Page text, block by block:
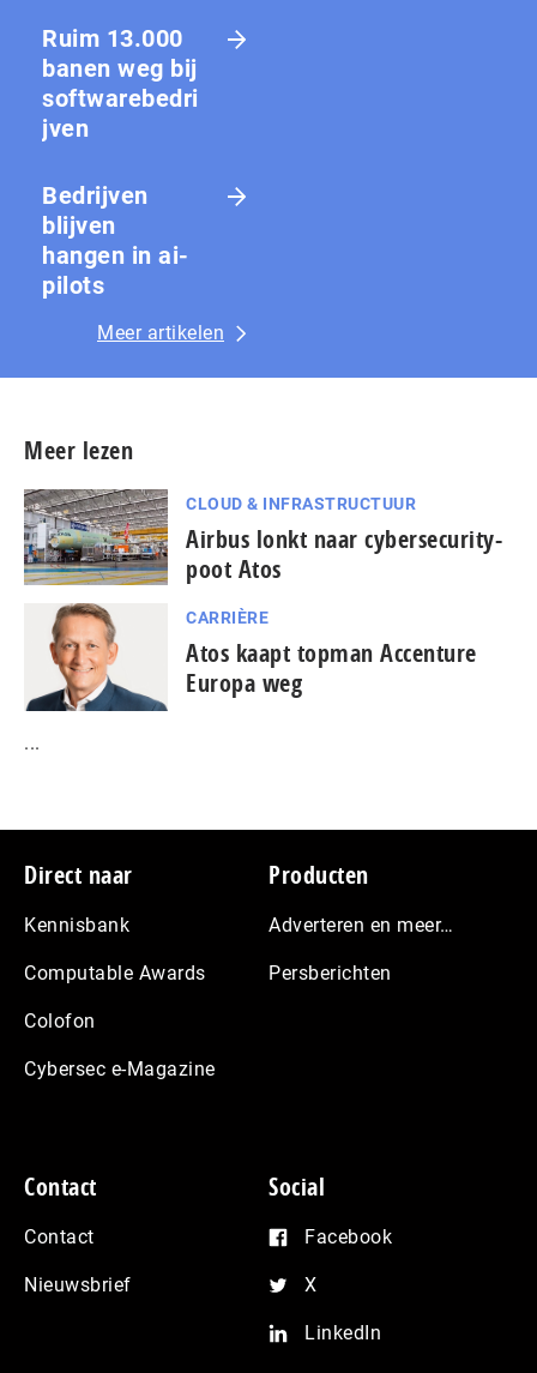
Ruim 13.000
banen weg bij
softwarebedri
jven
Bedrijven
blijven
hangen in ai-
pilots
Meer artikelen
Meer lezen
CLOUD & INFRASTRUCTUUR
Airbus lonkt naar cybersecurity-
poot Atos
CARRIÈRE
Atos kaapt topman Accenture
Europa weg
...
Footer
Direct naar
Kennisbank
Computable Awards
Colofon
Cybersec e-Magazine
Producten
Adverteren en meer…
Persberichten
Contact
Contact
Nieuwsbrief
Social
Facebook
X
LinkedIn